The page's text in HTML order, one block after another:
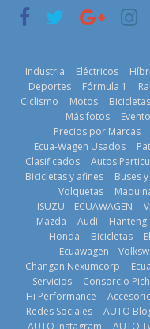
renovable
25 de julio de
Nuevo SUV
Honda ZR-V
Advanced
Hybrid para el
mercado local
23 de julio de
el
Industria Eléctricos
Deportes
Fórmula 1
Ciclismo
Motos Bicicletas
Más fotos
Precios por Marcas
Ecua-Wagen Usados
Clasificados
Autos
Bicicletas y afines
Buses
Volquetas
ISUZU – ECUAWAGEN
Mazda
Audi Hanteng
Honda
Bicicletas
Ecuawagen –
Changan Nexumcorp
Servicios
Consorcio
Hi Performance
Redes Sociales
AUTO